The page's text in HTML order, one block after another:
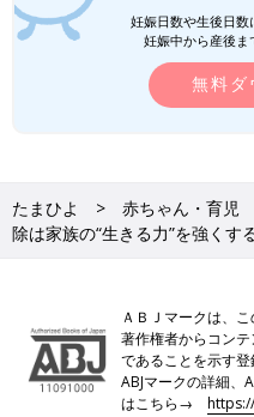
妊娠日数や生後日
妊娠中から産後ま
無料ダ
たまひよ 赤ちゃん・育児
除は家族の“生きる力”を強くす
ＡＢＪマークは、
著作権者からコン
であることを示す
ABJマークの詳細、
はこちら→